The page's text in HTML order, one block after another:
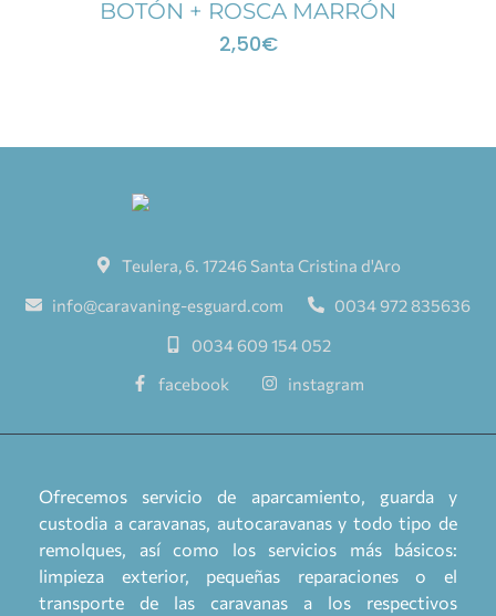
BOTÓN + ROSCA MARRÓN
2,50€
Teulera, 6. 17246 Santa Cristina d'Aro
info@caravaning-esguard.com
0034 972 835636
0034 609 154 052
facebook
instagram
Ofrecemos servicio de aparcamiento, guarda y
custodia a caravanas, autocaravanas y todo tipo de
remolques, así como los servicios más básicos:
limpieza exterior, pequeñas reparaciones o el
transporte de las caravanas a los respectivos